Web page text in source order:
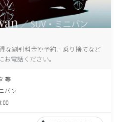
な割引料金や予約、乗り捨てなど
電話ください。
等
バン